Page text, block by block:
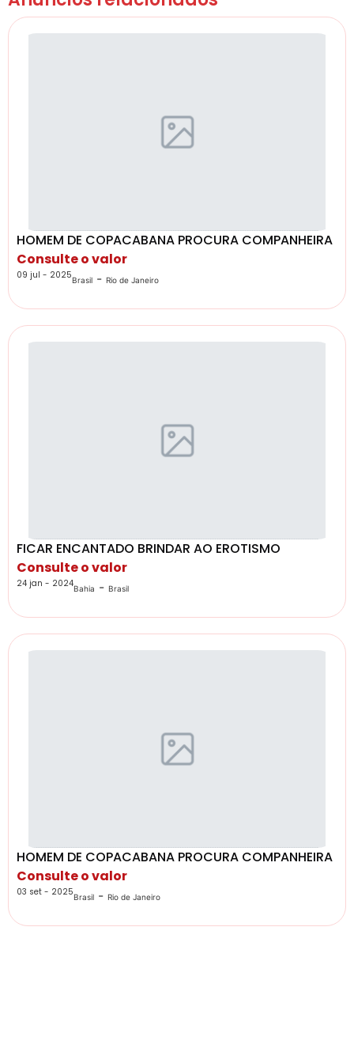
HOMEM DE COPACABANA PROCURA COMPANHEIRA
Consulte o valor
09 jul - 2025Brasil - Rio de Janeiro
FICAR ENCANTADO BRINDAR AO EROTISMO
Consulte o valor
24 jan - 2024Bahia - Brasil
HOMEM DE COPACABANA PROCURA COMPANHEIRA
Consulte o valor
03 set - 2025Brasil - Rio de Janeiro